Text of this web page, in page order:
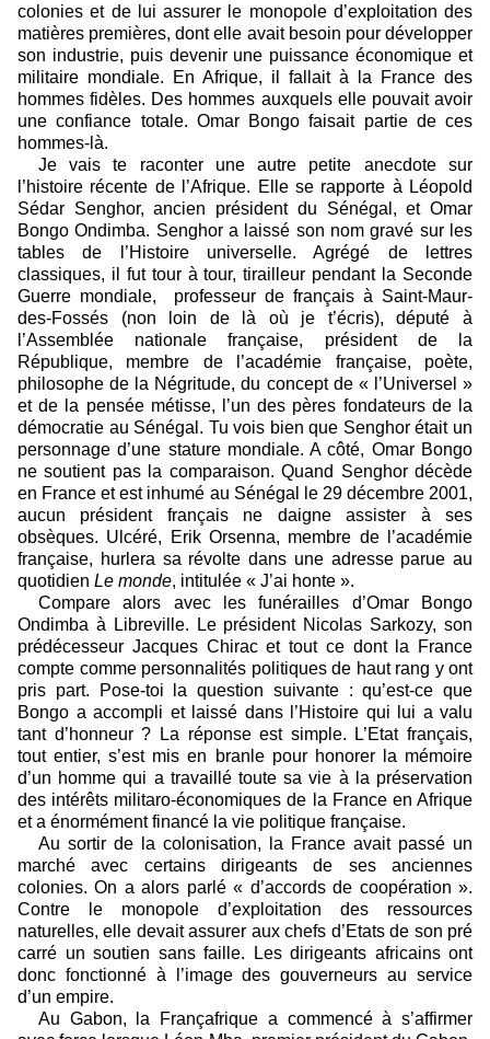
colonies et de lui assurer le monopole d’exploitation des
matières premières, dont elle avait besoin pour développer
son industrie, puis devenir une puissance économique et
militaire mondiale. En Afrique, il fallait à la France des
hommes fidèles. Des hommes auxquels elle pouvait avoir
une confiance totale. Omar Bongo faisait partie de ces
hommes-là.
Je vais te raconter une autre petite anecdote sur
l’histoire récente de l’Afrique. Elle se rapporte à Léopold
Sédar Senghor, ancien président du Sénégal, et Omar
Bongo Ondimba. Senghor a laissé son nom gravé sur les
tables de l’Histoire universelle. Agrégé de lettres
classiques, il fut tour à tour, tirailleur pendant la Seconde
Guerre mondiale,
professeur de français à Saint-Maur-
des-Fossés (non loin de là où je t’écris), député à
l’Assemblée nationale française, président de la
République, membre de l’académie française, poète,
philosophe de la Négritude, du concept de « l’Universel »
et de la pensée métisse, l’un des pères fondateurs de la
démocratie au Sénégal. Tu vois bien que Senghor était un
personnage d’une stature mondiale. A côté, Omar Bongo
ne soutient pas la comparaison. Quand Senghor décède
en France et est inhumé au Sénégal le 29 décembre 2001,
aucun président français ne daigne assister à ses
obsèques. Ulcéré, Erik Orsenna, membre de l’académie
française, hurlera sa révolte dans une adresse parue au
quotidien Le monde, intitulée « J’ai honte ».
Compare alors avec les funérailles d’Omar Bongo
Ondimba à Libreville. Le président Nicolas Sarkozy, son
prédécesseur Jacques Chirac et tout ce dont la France
compte comme personnalités politiques de haut rang y ont
pris part. Pose-toi la question suivante : qu’est-ce que
Bongo a accompli et laissé dans l’Histoire qui lui a valu
tant d’honneur ? La réponse est simple. L’Etat français,
tout entier, s’est mis en branle pour honorer la mémoire
d’un homme qui a travaillé toute sa vie à la préservation
des intérêts militaro-économiques de la France en Afrique
et a énormément financé la vie politique française.
Au sortir de la colonisation, la France avait passé un
marché avec certains dirigeants de ses anciennes
colonies. On a alors parlé « d’accords de coopération ».
Contre le monopole d’exploitation des ressources
naturelles, elle devait assurer aux chefs d’Etats de son pré
carré un soutien sans faille. Les dirigeants africains ont
donc fonctionné à l’image des gouverneurs au service
d’un empire.
Au Gabon, la Françafrique a commencé à s’affirmer